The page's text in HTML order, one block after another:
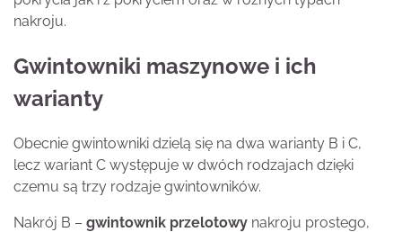
nakroju.
Gwintowniki maszynowe i ich
warianty
Obecnie gwintowniki dzielą się na dwa warianty B i C,
lecz wariant C występuje w dwóch rodzajach dzięki
czemu są trzy rodzaje gwintowników.
Nakrój B – gwintownik przelotowy nakroju prostego,